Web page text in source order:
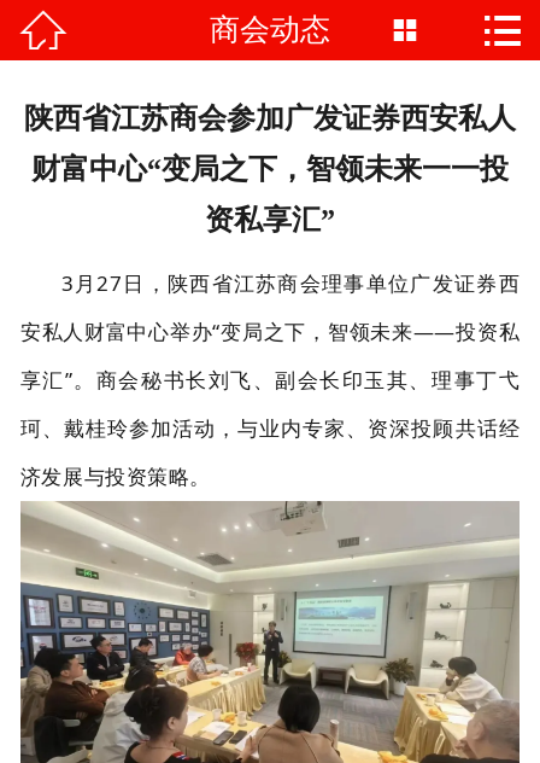
 首页
商会动态
党建工作
政策法规
 商会动态  
陕西省江苏商会参加广发证券西安私人
财富中心“变局之下，智领未来一一投
资私享汇”
3月27日，陕西省江苏商会理事单位广发证券西
安私人财富中心举办“变局之下，智领未来——投资私
享汇”。商会秘书长刘飞、副会长印玉其、理事丁弋
珂、戴桂玲参加活动，与业内专家、资深投顾共话经
济发展与投资策略。